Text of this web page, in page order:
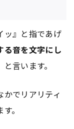
ッ』と指であげ
る音を文字にし
言います。
でリアリティ
。